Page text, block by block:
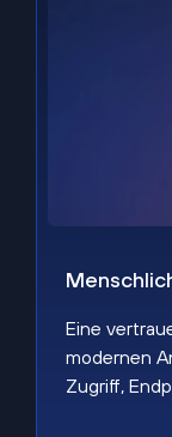
Eine
modernen
Zugriff,